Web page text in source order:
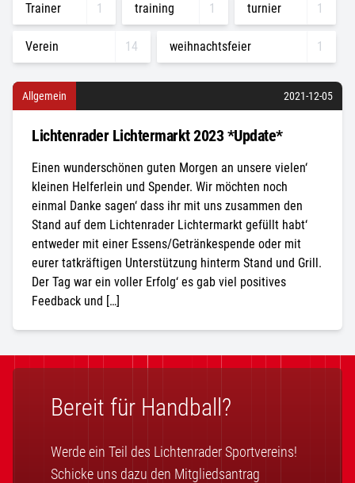
Allgemein 2021-12-05
Lichtenrader Lichtermarkt 2023 *Update*
Einen wunderschönen guten Morgen an unsere vielen‘
kleinen Helferlein und Spender. Wir möchten noch
einmal Danke sagen‘ dass ihr mit uns zusammen den
Stand auf dem Lichtenrader Lichtermarkt gefüllt habt‘
entweder mit einer Essens/Getränkespende oder mit
eurer tatkräftigen Unterstützung hinterm Stand und Grill.
Der Tag war ein voller Erfolg‘ es gab viel positives
Feedback und […]
Trainer 1 training 1 turnier 1
Verein 14 weihnachtsfeier 1
Bereit für Handball?
Werde ein Teil des Lichtenrader Sportvereins!
Schicke uns dazu den Mitgliedsantrag